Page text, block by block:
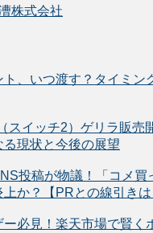
株式会社
ト、いつ渡す？タイミン
スイッチ2）ゲリラ販売
現状と今後の展望
投稿が物議！「コメ買
か？【PRとの線引きは
必見！楽天市場で賢く